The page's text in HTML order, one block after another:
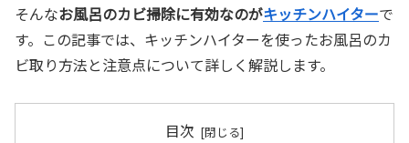
そんなお風呂のカビ掃除に有効なのがキッチンハイターで
す。この記事では、キッチンハイターを使ったお風呂のカ
ビ取り方法と注意点について詳しく解説します。
目次